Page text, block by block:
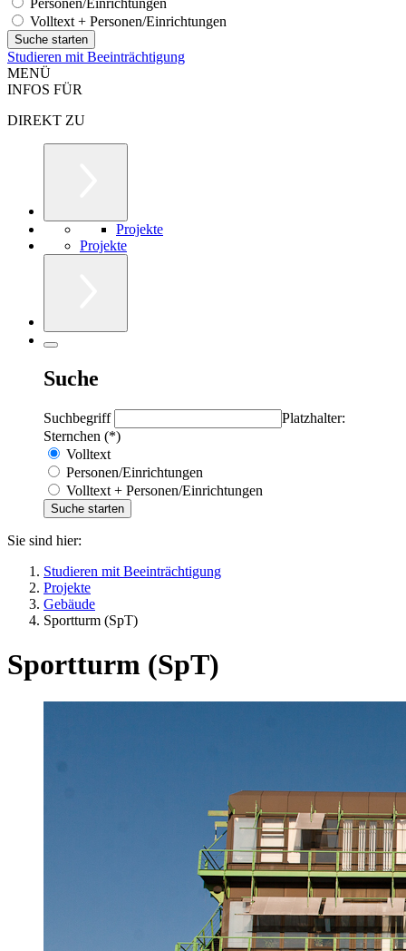
Volltext + Personen/Einrichtungen
Studieren mit Beeinträchtigung
MENÜ
INFOS FÜR
DIREKT ZU
Projekte
Projekte
Suche
Suchbegriff
Platzhalter:
Sternchen (*)
Volltext
Personen/Einrichtungen
Volltext + Personen/Einrichtungen
Sie sind hier:
Studieren mit Beeinträchtigung
Projekte
Gebäude
Sportturm (SpT)
Sportturm (SpT)